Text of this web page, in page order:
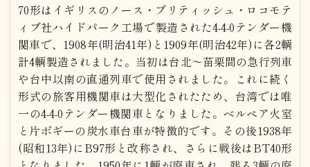
70形はイギリスのノース・ブリティッシュ・ロコモテ
ィブ社ハイドパーク工場で製造された4-4-0テンダー機
関車で、1908年(明治41年)と1909年(明治42年)に各2輌
計4輌製造されました。当初は台北～苗栗間の急行列車
や台中以南の直通列車で使用されました。これに続く
形式の旅客用機関車は大型化されたため、台湾では唯
一の4-4-0テンダー機関車となりました。ベルペア火室
と片ボギーの炭水車台車が特徴的です。その後1938年
(昭和13年)にB97形と改称され、さらに戦後はBT40形